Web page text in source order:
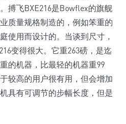
搏飞BXE216是Bowflex的旗舰
质量规格制造的，例如笨重的
使用而设计的。当谈到尺寸，
变得很大。它重263磅，是迄
的机器，比最轻的机器重99
较高的用户很有用，但会增加
具有可调节的步幅长度，但是